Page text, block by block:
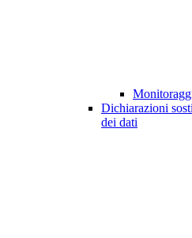
Dichiarazioni
dei dati